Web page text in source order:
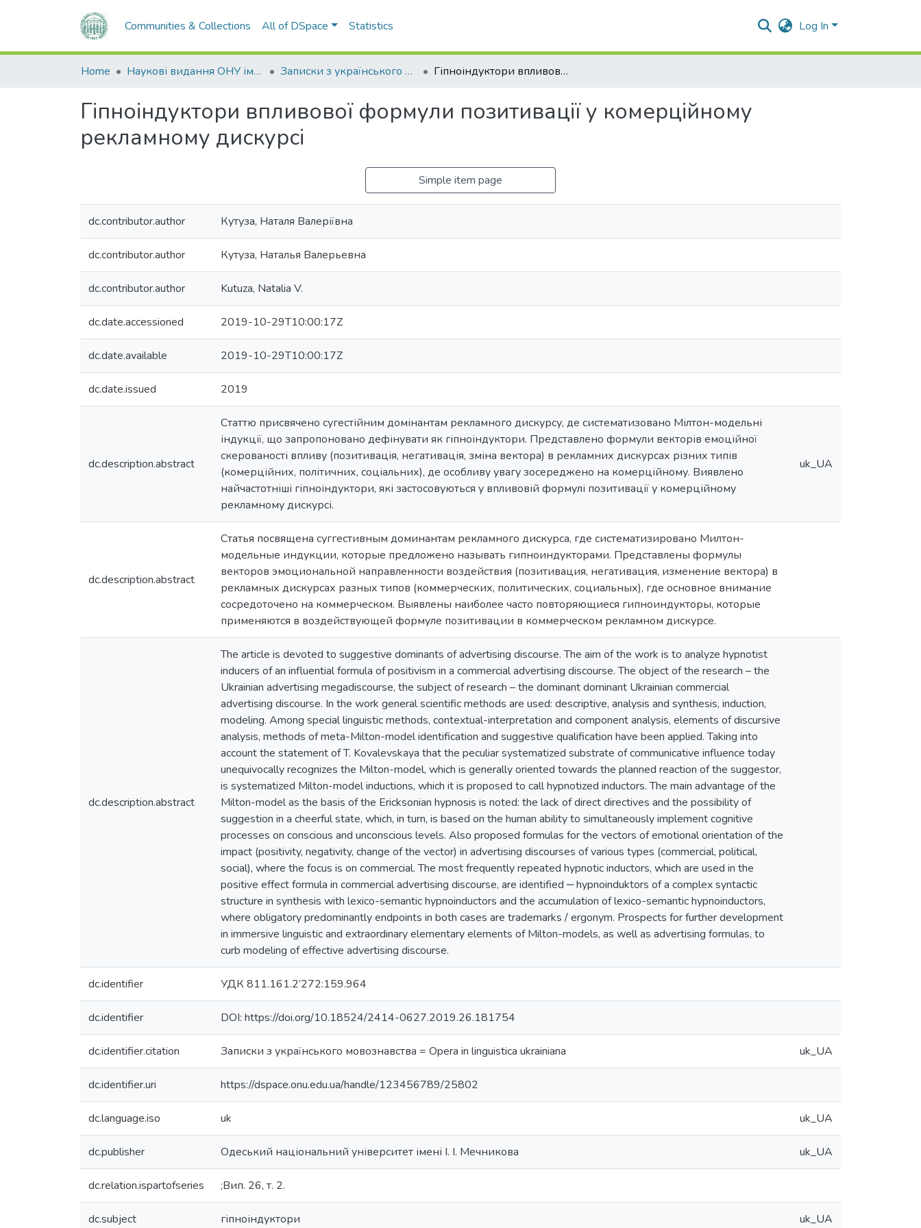
Communities & Collections All of DSpace Statistics Log In
Home Наукові видання ОНУ імені І. І. Мечникова Записки з українського мовознавства Гіпноіндуктори впливової формули позитивації у комерційному рекламному дискурсі
Гіпноіндуктори впливової формули позитивації у комерційному
рекламному дискурсі
Simple item page
dc.contributor.author Кутуза, Наталя Валеріївна
dc.contributor.author Кутуза, Наталья Валерьевна
dc.contributor.author Kutuza, Natalia V.
dc.date.accessioned 2019-10-29T10:00:17Z
dc.date.available 2019-10-29T10:00:17Z
dc.date.issued 2019
dc.description.abstract
Статтю присвячено сугестійним домінантам рекламного дискурсу, де систематизовано Мілтон-модельні
індукції, що запропоновано дефінувати як гіпноіндуктори. Представлено формули векторів емоційної
скерованості впливу (позитивація, негативація, зміна вектора) в рекламних дискурсах різних типів
(комерційних, політичних, соціальних), де особливу увагу зосереджено на комерційному. Виявлено
найчастотніші гіпноіндуктори, які застосовуються у впливовій формулі позитивації у комерційному
рекламному дискурсі.
uk_UA
dc.description.abstract
Статья посвящена суггестивным доминантам рекламного дискурса, где систематизировано Милтон-
модельные индукции, которые предложено называть гипноиндукторами. Представлены формулы
векторов эмоциональной направленности воздействия (позитивация, негативация, изменение вектора) в
рекламных дискурсах разных типов (коммерческих, политических, социальных), где основное внимание
сосредоточено на коммерческом. Выявлены наиболее часто повторяющиеся гипноиндукторы, которые
применяются в воздействующей формуле позитивации в коммерческом рекламном дискурсе.
dc.description.abstract
The article is devoted to suggestive dominants of advertising discourse. The aim of the work is to analyze hypnotist
inducers of an influential formula of positivism in a commercial advertising discourse. The object of the research – the
Ukrainian advertising megadiscourse, the subject of research – the dominant dominant Ukrainian commercial
advertising discourse. In the work general scientific methods are used: descriptive, analysis and synthesis, induction,
modeling. Among special linguistic methods, contextual-interpretation and component analysis, elements of discursive
analysis, methods of meta-Milton-model identification and suggestive qualification have been applied. Taking into
account the statement of T. Kovalevskaya that the peculiar systematized substrate of communicative influence today
unequivocally recognizes the Milton-model, which is generally oriented towards the planned reaction of the suggestor,
is systematized Milton-model inductions, which it is proposed to call hypnotized inductors. The main advantage of the
Milton-model as the basis of the Ericksonian hypnosis is noted: the lack of direct directives and the possibility of
suggestion in a cheerful state, which, in turn, is based on the human ability to simultaneously implement cognitive
processes on conscious and unconscious levels. Also proposed formulas for the vectors of emotional orientation of the
impact (positivity, negativity, change of the vector) in advertising discourses of various types (commercial, political,
social), where the focus is on commercial. The most frequently repeated hypnotic inductors, which are used in the
positive effect formula in commercial advertising discourse, are identified ‒ hypnoinduktors of a complex syntactic
structure in synthesis with lexico-semantic hypnoinductors and the accumulation of lexico-semantic hypnoinductors,
where obligatory predominantly endpoints in both cases are trademarks / ergonym. Prospects for further development
in immersive linguistic and extraordinary elementary elements of Milton-models, as well as advertising formulas, to
curb modeling of effective advertising discourse.
dc.identifier УДК 811.161.2’272:159.964
dc.identifier DOI: https://doi.org/10.18524/2414-0627.2019.26.181754
dc.identifier.citation Записки з українського мовознавства = Opera in linguistica ukrainiana uk_UA
dc.identifier.uri https://dspace.onu.edu.ua/handle/123456789/25802
dc.language.iso uk uk_UA
dc.publisher Одеський національний університет імені І. І. Мечникова uk_UA
dc.relation.ispartofseries ;Вип. 26, т. 2.
dc.subject гіпноіндуктори uk_UA